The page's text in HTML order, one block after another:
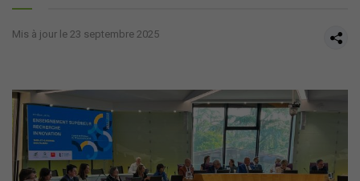
Mis à jour le 23 septembre 2025